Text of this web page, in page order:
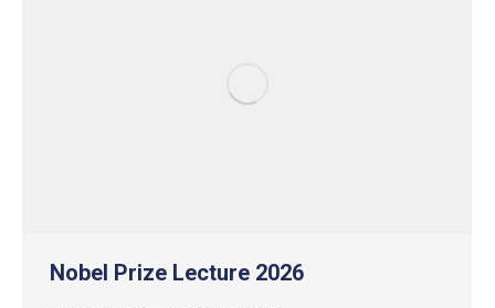
Nobel Prize Lecture 2026